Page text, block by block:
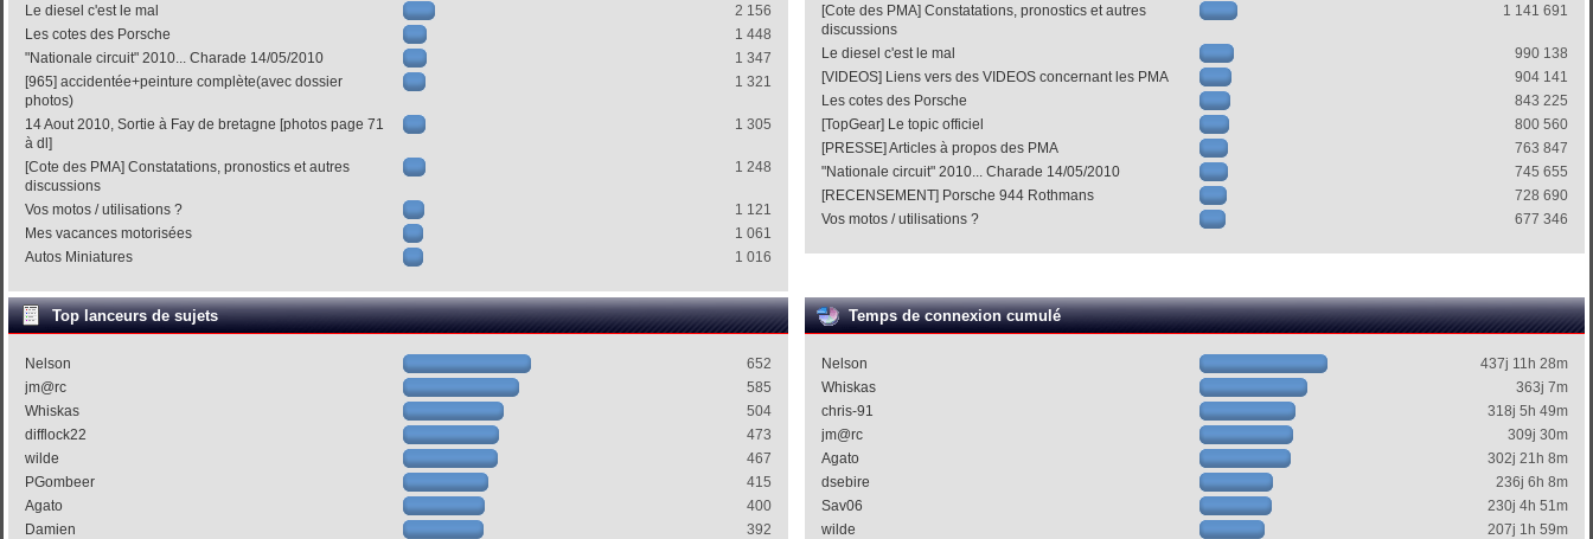
Le diesel c'est le mal
2 156
Les cotes des Porsche
1 448
"Nationale circuit" 2010... Charade 14/05/2010
1 347
[965] accidentée+peinture complète(avec dossier
photos)
1 321
14 Aout 2010, Sortie à Fay de bretagne [photos page 71
à dl]
1 305
[Cote des PMA] Constatations, pronostics et autres
discussions
1 248
Vos motos / utilisations ?
1 121
Mes vacances motorisées
1 061
Autos Miniatures
1 016
[Cote des PMA] Constatations, pronostics et autres
discussions
1 141 691
Le diesel c'est le mal
990 138
[VIDEOS] Liens vers des VIDEOS concernant les PMA
904 141
Les cotes des Porsche
843 225
[TopGear] Le topic officiel
800 560
[PRESSE] Articles à propos des PMA
763 847
"Nationale circuit" 2010... Charade 14/05/2010
745 655
[RECENSEMENT] Porsche 944 Rothmans
728 690
Vos motos / utilisations ?
677 346
Top lanceurs de sujets
Nelson
652
jm@rc
585
Whiskas
504
difflock22
473
wilde
467
PGombeer
415
Agato
400
Damien
392
Temps de connexion cumulé
Nelson
437j 11h 28m
Whiskas
363j 7m
chris-91
318j 5h 49m
jm@rc
309j 30m
Agato
302j 21h 8m
dsebire
236j 6h 8m
Sav06
230j 4h 51m
wilde
207j 1h 59m